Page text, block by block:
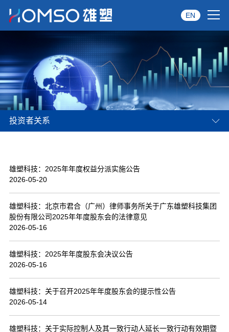
关于雄塑
产品中心
品牌服务
资讯中心
经典案例
联系我们
EN
投资者关系
雄塑科技：2025年年度权益分派实施公告
2026-05-20
雄塑科技：北京市君合（广州）律师事务所关于广东雄塑科技集团
股份有限公司2025年年度股东会的法律意见
2026-05-16
雄塑科技：2025年年度股东会决议公告
2026-05-16
雄塑科技：关于召开2025年年度股东会的提示性公告
2026-05-14
雄塑科技：关于实际控制人及其一致行动人延长一致行动有效期暨